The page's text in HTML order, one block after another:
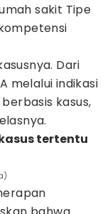
sakit Tipe
Dari
melalui indikasi
kasus,
tertentu